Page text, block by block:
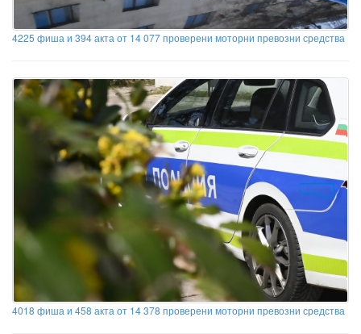
4225 фиша и 394 акта от 14 077 проверени моторни превозни средства
4018 фиша и 458 акта от 14 378 проверени моторни превозни средства